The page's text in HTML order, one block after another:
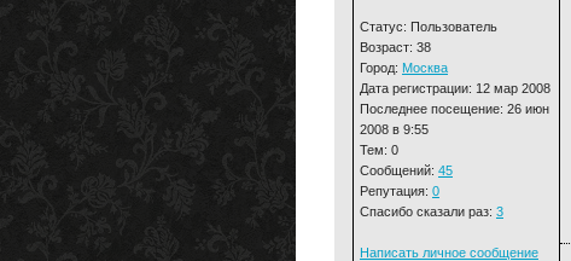
Статус: Пользователь
Возраст: 38
Город: Москва
Дата регистрации: 12 мар 2008
Последнее посещение: 26 июн
2008 в 9:55
Тем: 0
Сообщений: 45
Репутация: 0
Спасибо сказали раз: 3
Написать личное сообщение